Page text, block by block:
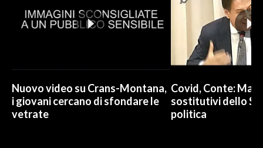
Nuovo video su Crans-Montana,
i giovani cercano di sfondare le
vetrate
Covid, Conte: Mai
sostitutivi dello
politica